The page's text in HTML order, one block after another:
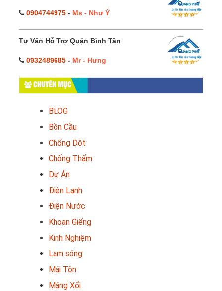
0904744975 - Ms - Như Ý
Tư Vấn Hỗ Trợ Quận Bình Tân
0932489685 - Mr - Hưng
CHUYÊN MỤC
BLOG
Bồn Cầu
Chống Dột
Chống Thấm
Dự Án
Điện Lạnh
Điện Nước
Khoan Giếng
Kinh Nghiệm
Lam sóng
Mái Tôn
Máng Xối